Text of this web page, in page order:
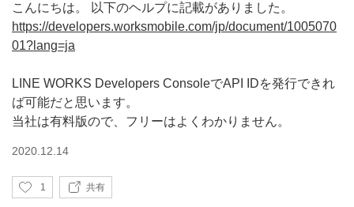
こんにちは。 以下のヘルプに記載がありました。
https://developers.worksmobile.com/jp/document/1005070
01?lang=ja
LINE WORKS Developers ConsoleでAPI IDを発行できれ
ば可能だと思います。
当社は有料版ので、フリーはよくわかりません。
2020.12.14
い
1 共有